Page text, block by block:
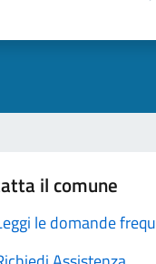
il comune
le domande